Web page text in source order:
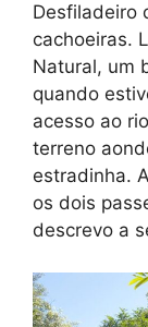
Desfiladeiro
cachoeiras.
Natural, um
quando
acesso ao
terreno
estradinha.
os dois
descrevo a